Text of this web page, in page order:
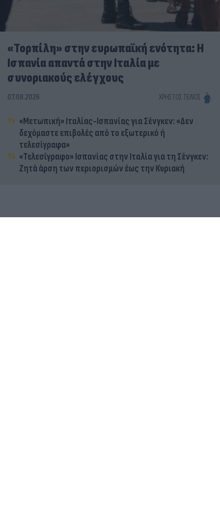
«Τορπίλη» στην ευρωπαϊκή ενότητα: Η
Ισπανία απαντά στην Ιταλία με
συνοριακούς ελέγχους
07.08.2026 ΧΡΉΣΤΟΣ ΤΈΛΙΟΣ
«Μετωπική» Ιταλίας-Ισπανίας για Σένγκεν: «Δεν
δεχόμαστε επιβολές από το εξωτερικό ή
τελεσίγραφα»
«Τελεσίγραφο» Ισπανίας στην Ιταλία για τη Σένγκεν:
Ζητά άρση των περιορισμών έως την Κυριακή